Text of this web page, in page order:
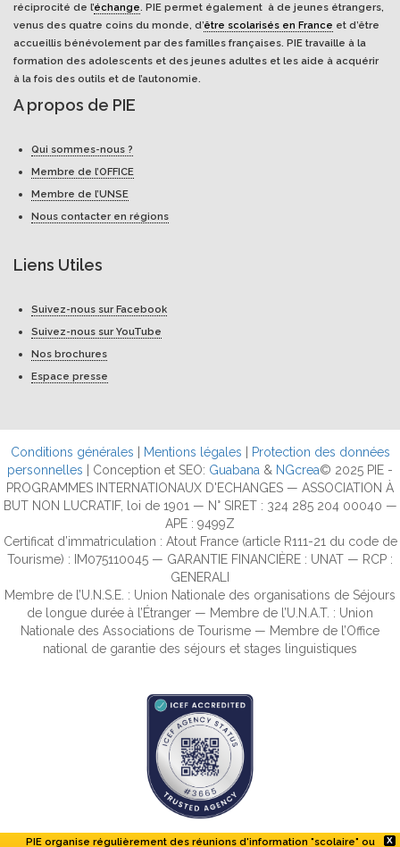
réciprocité de l’échange. PIE permet également à de jeunes étrangers,
venus des quatre coins du monde, d’être scolarisés en France et d’être
accueillis bénévolement par des familles françaises. PIE travaille à la
formation des adolescents et des jeunes adultes et les aide à acquérir
à la fois des outils et de l’autonomie.
A propos de PIE
Qui sommes-nous ?
Membre de l’OFFICE
Membre de l’UNSE
Nous contacter en régions
Liens Utiles
Suivez-nous sur Facebook
Suivez-nous sur YouTube
Nos brochures
Espace presse
Conditions générales Mentions légales
Protection des données
personnelles | Conception et SEO: Guabana & NGcrea© 2025 PIE -
PROGRAMMES INTERNATIONAUX D'ECHANGES — ASSOCIATION À
BUT NON LUCRATIF, loi de 1901 — N° SIRET : 324 285 204 00040 —
APE : 9499Z
Certificat d’immatriculation : Atout France (article R111-21 du code de
Tourisme) : IM075110045 — GARANTIE FINANCIÈRE : UNAT — RCP :
GENERALI
Membre de l’U.N.S.E. : Union Nationale des organisations de Séjours
de longue durée à l’Étranger — Membre de l’U.N.A.T. : Union
Nationale des Associations de Tourisme — Membre de l’Office
national de garantie des séjours et stages linguistiques
X
PIE organise régulièrement des réunions d'information "scolaire" ou